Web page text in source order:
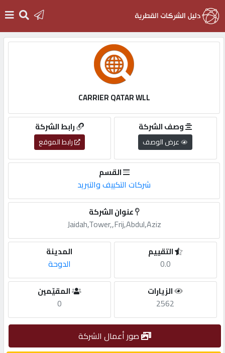
التسجيل
English
أضف
مطلوب
طلب
الاحصائيات
CARRIER QATAR WLL
رابط الشركة
رابط الموقع
وصف الشركة
عرض الوصف
القسم
شركات التكييف والتبريد
عنوان الشركة
Jaidah,Tower,,Frij,Abdul,Aziz
المدينة
الدوحة
التقييم
0.0
المقيّمين
0
الزيارات
2562
صور أعمال الشركة